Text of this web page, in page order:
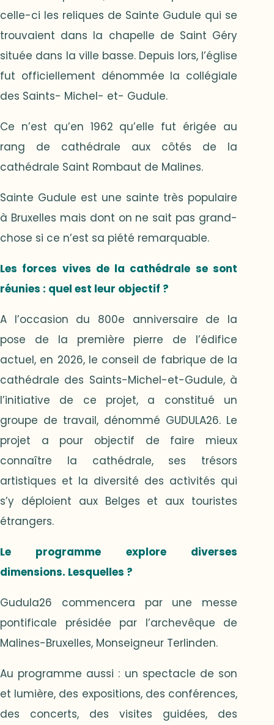
celle-ci les reliques de Sainte Gudule qui se
trouvaient dans la chapelle de Saint Géry
située dans la ville basse. Depuis lors, l’église
fut officiellement dénommée la collégiale
des Saints- Michel- et- Gudule.
Ce n’est qu’en 1962 qu’elle fut érigée au
rang de cathédrale aux côtés de la
cathédrale Saint Rombaut de Malines.
Sainte Gudule est une sainte très populaire
à Bruxelles mais dont on ne sait pas grand-
chose si ce n’est sa piété remarquable.
Les forces vives de la cathédrale se sont
réunies : quel est leur objectif ?
A l’occasion du 800e anniversaire de la
pose de la première pierre de l’édifice
actuel, en 2026, le conseil de fabrique de la
cathédrale des Saints-Michel-et-Gudule, à
l’initiative de ce projet, a constitué un
groupe de travail, dénommé GUDULA26. Le
projet a pour objectif de faire mieux
connaître la cathédrale, ses trésors
artistiques et la diversité des activités qui
s’y déploient aux Belges et aux touristes
étrangers.
Le programme explore diverses
dimensions. Lesquelles ?
Gudula26 commencera par une messe
pontificale présidée par l’archevêque de
Malines-Bruxelles, Monseigneur Terlinden.
Au programme aussi : un spectacle de son
et lumière, des expositions, des conférences,
des concerts, des visites guidées, des